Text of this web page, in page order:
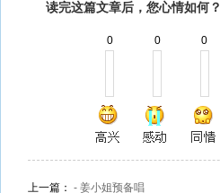
读完这篇文章后，您心情如何？
0 0 0
上一篇： - 姜小姐预备唱